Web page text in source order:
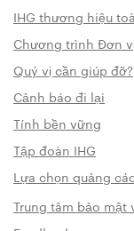
IHG thương hiệu
Chương trình Đơn
Quý vị cần giúp đỡ?
Cảnh báo đi lại
Tính bền vững
Tập đoàn IHG
Lựa chọn quảng
Trung tâm bảo mật